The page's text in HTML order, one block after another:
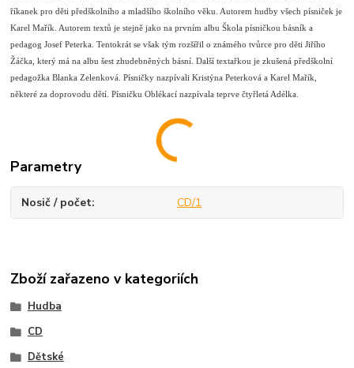
říkanek pro děti předškolního a mladšího školního věku. Autorem hudby všech písniček je
Karel Mařík. Autorem textů je stejně jako na prvním albu Škola písničkou básník a
pedagog Josef Peterka. Tentokrát se však tým rozšířil o známého tvůrce pro děti Jiřího
Žáčka, který má na albu šest zhudebněných básní. Další textařkou je zkušená předškolní
pedagožka Blanka Zelenková. Písničky nazpívali Kristýna Peterková a Karel Mařík,
některé za doprovodu dětí. Písničku Oblékací nazpívala teprve čtyřletá Adélka.
Parametry
Nosič / počet CD/1
Zboží zařazeno v kategoriích
Hudba
CD
Dětské